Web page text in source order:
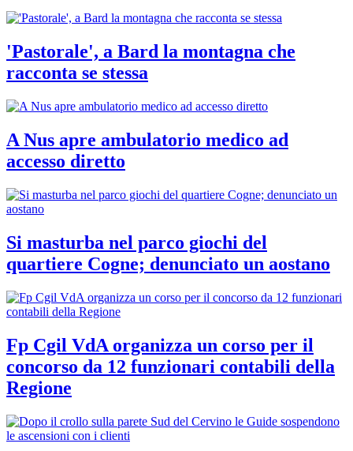
'Pastorale', a Bard la montagna che
racconta se stessa
A Nus apre ambulatorio medico ad
accesso diretto
Si masturba nel parco giochi del
quartiere Cogne; denunciato un aostano
Fp Cgil VdA organizza un corso per il
concorso da 12 funzionari contabili della
Regione